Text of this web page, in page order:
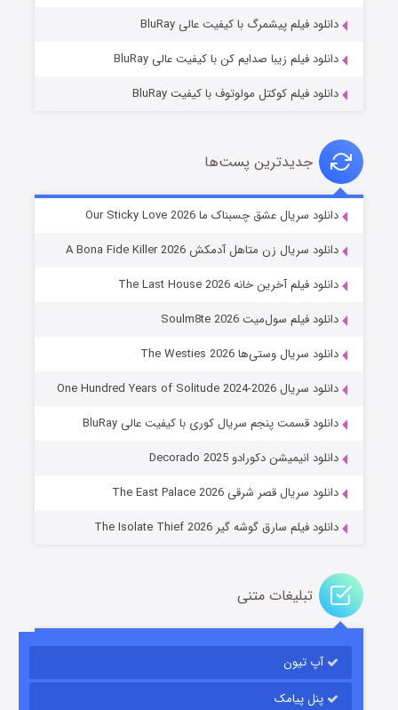
شوهر
عملیات آپارتمان
قسمت2 (زیرنویس) منتشر شد
دانلود فیلم پیشمرگ با کیفیت عالی BluRay
دانلود فیلم زیبا صدایم کن با کیفیت عالی BluRay
دانلود فیلم کوکتل مولوتوف با کیفیت BluRay
جدیدترین پست‌ها
دانلود سریال عشق چسبناک ما Our Sticky Love 2026
دانلود سریال زن متاهل آدمکش A Bona Fide Killer 2026
دانلود فیلم آخرین خانه The Last House 2026
دانلود فیلم سول‌میت Soulm8te 2026
دانلود سریال وستی‌ها The Westies 2026
دانلود سریال One Hundred Years of Solitude 2024-2026
دانلود قسمت پنجم سریال کوری با کیفیت عالی BluRay
دانلود انیمیشن دکورادو Decorado 2025
دانلود سریال قصر شرقی The East Palace 2026
دانلود فیلم سارق گوشه گیر The Isolate Thief 2026
تبلیغات متنی
آپ تیون
پنل پیامک